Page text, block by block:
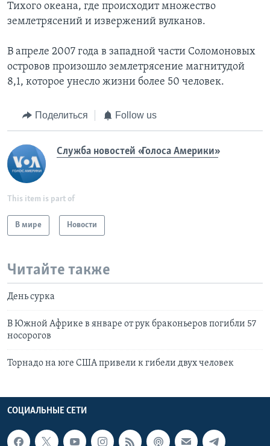
Тихого океана, где происходит множество
землетрясений и извержений вулканов.
В апреле 2007 года в западной части Соломоновых
островов произошло землетрясение магнитудой
8,1, которое унесло жизни более 50 человек.
Поделиться Follow us
Служба новостей «Голоса Америки»
This item is part of
В мире Новости
Читайте также
День сурка
В Южной Африке в январе от рук браконьеров погибли 57
носорогов
Торнадо на юге США привели к гибели двух человек
СОЦИАЛЬНЫЕ СЕТИ